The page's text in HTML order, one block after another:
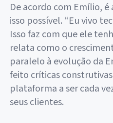
De acordo com Emílio,
isso possível. “Eu vivo
Isso faz com que ele
relata como o
paralelo à evolução da
feito críticas
plataforma a ser cada
seus clientes.